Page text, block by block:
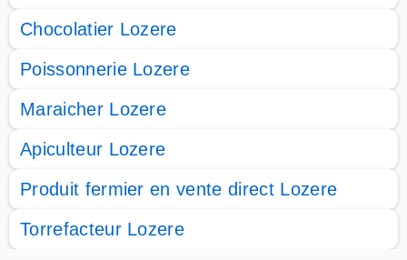
Chocolatier Lozere
Poissonnerie Lozere
Maraicher Lozere
Apiculteur Lozere
Produit fermier en vente direct Lozere
Torrefacteur Lozere